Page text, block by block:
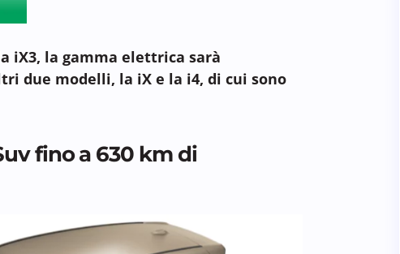
iX3, la gamma elettrica sarà
due modelli, la iX e la i4, di cui sono
fino a 630 km di